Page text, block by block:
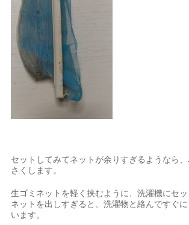
セットしてみてネットが余りすぎるようなら
さくします。
生ゴミネットを軽く挟むように、洗濯機にセ
ネットを出しすぎると、洗濯物と絡んですぐ
います。